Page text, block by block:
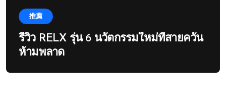
推薦
รีวิว RELX รุ่น 6 นวัตกรรมใหม่ที่สายควัน
ห้ามพลาด